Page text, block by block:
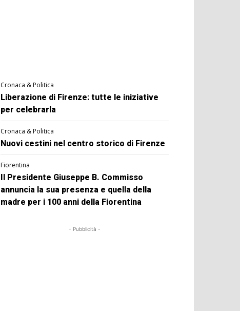
Cronaca & Politica
Liberazione di Firenze: tutte le iniziative
per celebrarla
Cronaca & Politica
Nuovi cestini nel centro storico di Firenze
Fiorentina
Il Presidente Giuseppe B. Commisso
annuncia la sua presenza e quella della
madre per i 100 anni della Fiorentina
- Pubblicità -